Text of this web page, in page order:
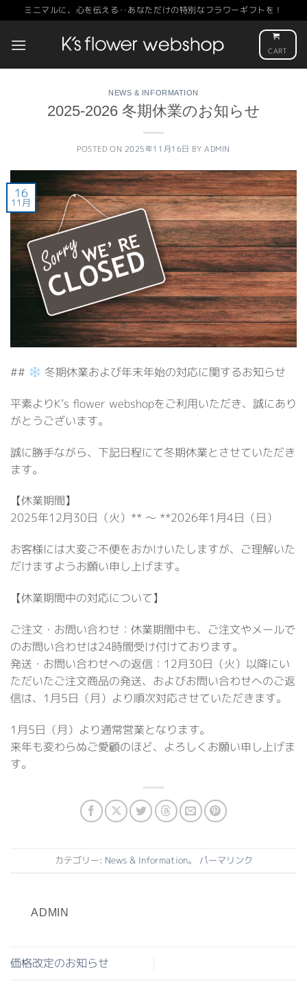
to
content
ミニマルに、心を伝える‥あなただけの特別なフラワーギフトを！
CART
NEWS & INFORMATION
2025-2026 冬期休業のお知らせ
POSTED ON 2025年11月16日 BYADMIN
16
11月
## 冬期休業および年末年始の対応に関するお知らせ
平素よりK’s flower webshopをご利用いただき、誠にあり
がとうございます。
誠に勝手ながら、下記日程にて冬期休業とさせていただき
ます。
【休業期間】
2025年12月30日（火）** 〜 **2026年1月4日（日）
お客様には大変ご不便をおかけいたしますが、ご理解いた
だけますようお願い申し上げます。
【休業期間中の対応について】
ご注文・お問い合わせ：休業期間中も、ご注文やメールで
のお問い合わせは24時間受け付けております。
発送・お問い合わせへの返信：12月30日（火）以降にい
ただいたご注文商品の発送、およびお問い合わせへのご返
信は、1月5日（月）より順次対応させていただきます。
1月5日（月）より通常営業となります。
来年も変わらぬご愛顧のほど、よろしくお願い申し上げま
す。
カテゴリー: News & Information。 パーマリンク
ADMIN
価格改定のお知らせ